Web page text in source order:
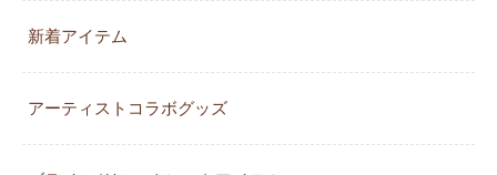
新着アイテム
アーティストコラボグッズ